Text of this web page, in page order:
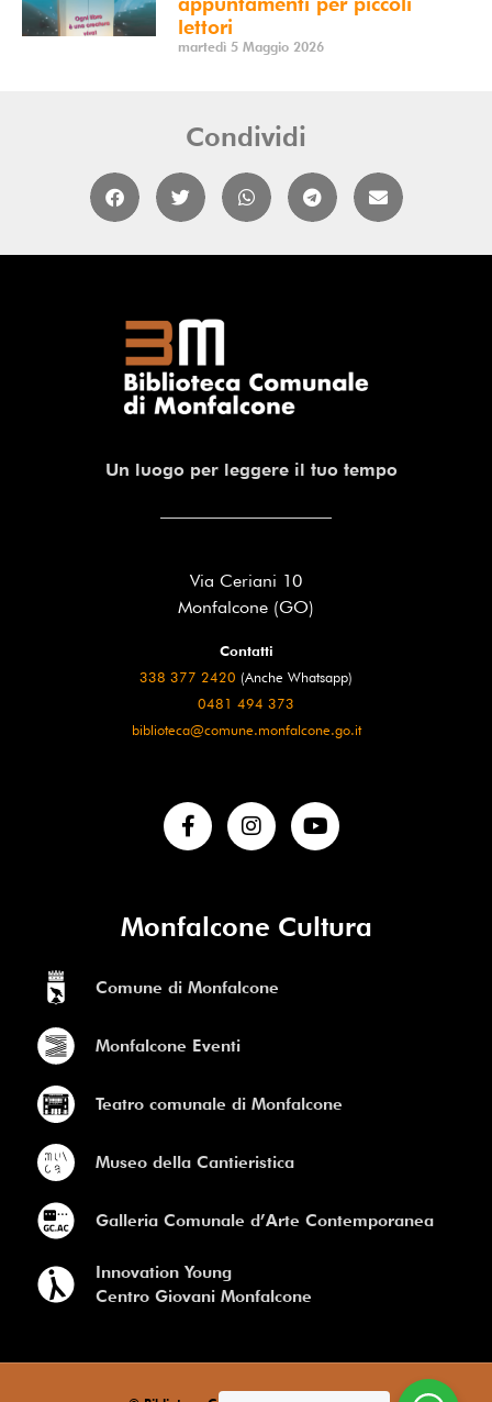
lettori
martedì 5 Maggio 2026
Condividi
Un luogo per leggere il tuo tempo
Via Ceriani 10
Monfalcone (GO)
Contatti
338 377 2420 (Anche Whatsapp)
0481 494 373
biblioteca@comune.monfalcone.go.it
Monfalcone Cultura
Comune di Monfalcone
Monfalcone Eventi
Teatro comunale di Monfalcone
Museo della Cantieristica
Galleria Comunale d’Arte Contemporanea
Innovation Young
Centro Giovani Monfalcone